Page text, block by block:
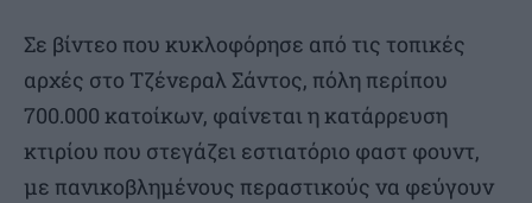
Σε βίντεο που κυκλοφόρησε από τις τοπικές
αρχές στο Τζένεραλ Σάντος, πόλη περίπου
700.000 κατοίκων, φαίνεται η κατάρρευση
κτιρίου που στεγάζει εστιατόριο φαστ φουντ,
με πανικοβλημένους περαστικούς να φεύγουν